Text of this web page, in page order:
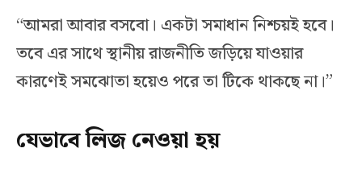
“আমরা আবার বসবো। একটা সমাধান নিশ্চয়ই হবে।
তবে এর সাথে স্থানীয় রাজনীতি জড়িয়ে যাওয়ার
কারণেই সমঝোতা হয়েও পরে তা টিকে থাকছে না।”
যেভাবে লিজ নেওয়া হয়